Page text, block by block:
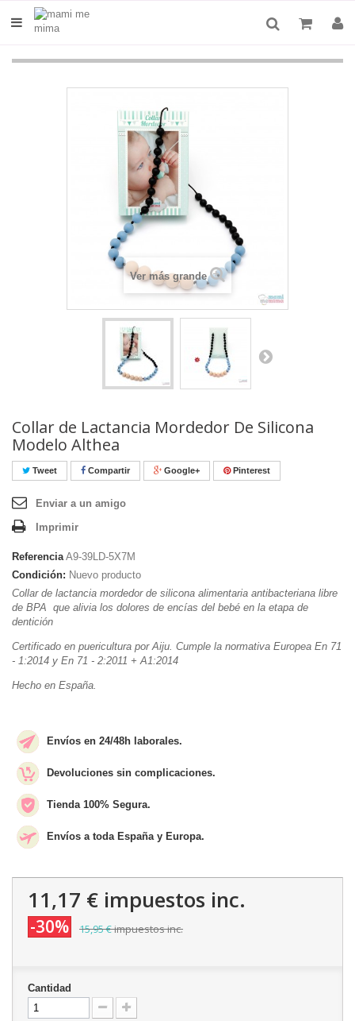
Ver más grande
Collar de Lactancia Mordedor De Silicona
Modelo Althea
Tweet Compartir Google+ Pinterest
Enviar a un amigo
Imprimir
Referencia A9-39LD-5X7M
Condición: Nuevo producto
Collar de lactancia mordedor de silicona alimentaria antibacteriana libre
de BPA que alivia los dolores de encías del bebé en la etapa de
dentición
Certificado en puericultura por Aiju. Cumple la normativa Europea En 71
- 1:2014 y En 71 - 2:2011 + A1:2014
Hecho en España.
Envíos en 24/48h laborales.
Devoluciones sin complicaciones.
Tienda 100% Segura.
Envíos a toda España y Europa.
11,17 € impuestos inc.
-30% 15,95 €impuestos inc.
Cantidad